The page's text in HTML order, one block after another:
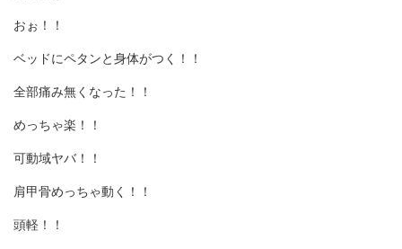
おぉ！！
ベッドにペタンと身体がつく！！
全部痛み無くなった！！
めっちゃ楽！！
可動域ヤバ！！
肩甲骨めっちゃ動く！！
頭軽！！